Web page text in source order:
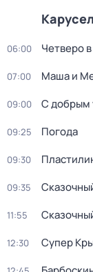
06:00 Четверо
07:00 Маша и
09:00 С добрым
09:25 Погода
09:30
09:35
11:55
12:30 Супер